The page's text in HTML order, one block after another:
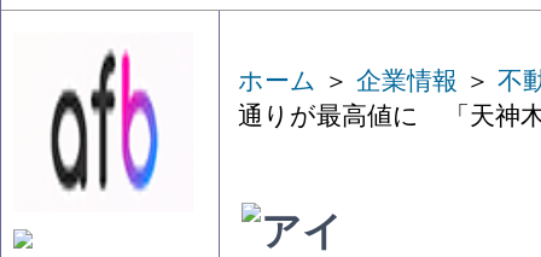
ホーム ＞ 企業情報 ＞ 不
通りが最高値に 「天神